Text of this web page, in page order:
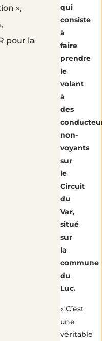
»,
pour la
qui
consiste
à
faire
prendre
le
volant
à
des
non-
voyants
sur
le
Circuit
du
Var,
situé
sur
la
commune
du
Luc.
« C’est
une
véritable